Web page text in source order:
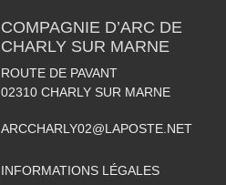
COMPAGNIE D’ARC DE
CHARLY SUR MARNE
ROUTE DE PAVANT
02310 CHARLY SUR MARNE
ARCCHARLY02@LAPOSTE.NET
INFORMATIONS LÉGALES